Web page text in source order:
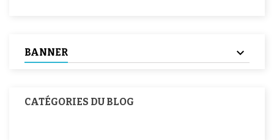
BANNER
CATÉGORIES DU BLOG